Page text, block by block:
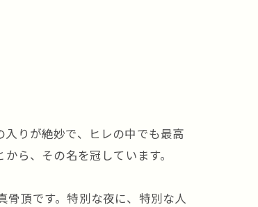
りが絶妙で、ヒレの中でも最高
ら、その名を冠しています。
頂です。特別な夜に、特別な人